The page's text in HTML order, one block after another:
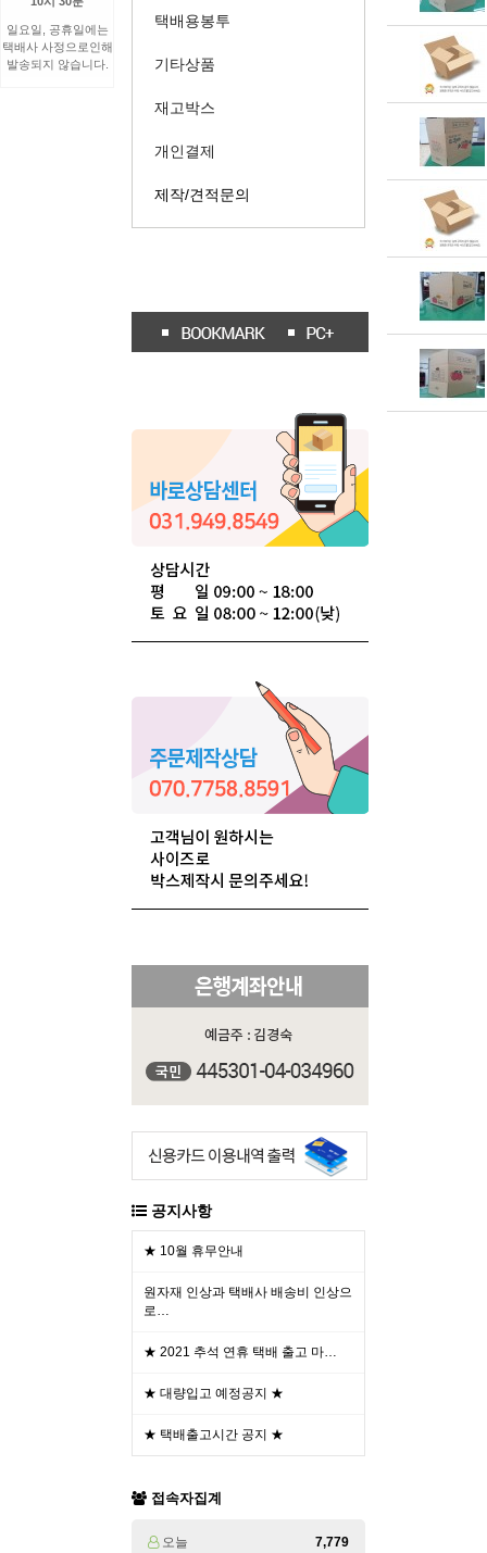
일요일, 공휴일에는
택배사 사정으로인해
발송되지 않습니다.
택배용봉투
기타상품
재고박스
개인결제
제작/견적문의
공지사항
★ 10월 휴무안내
원자재 인상과 택배사 배송비 인상으
로…
★ 2021 추석 연휴 택배 출고 마…
★ 대량입고 예정공지 ★
★ 택배출고시간 공지 ★
접속자집계
오늘
7,779